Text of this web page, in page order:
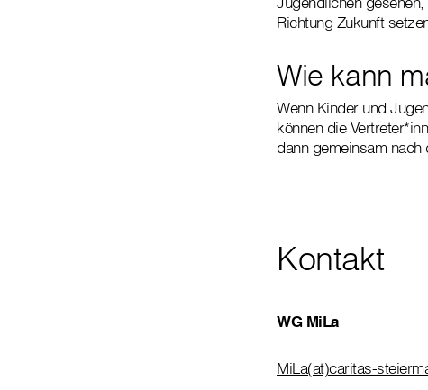
Richtung Zukunft
Wie kann
Wenn Kinder und
können die
dann gemeinsam nach
Kontakt
WG MiLa
MiLa(at)caritas-